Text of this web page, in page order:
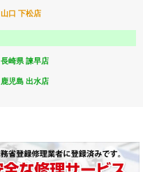
山口 下松店
長崎県 諫早店
鹿児島 出水店